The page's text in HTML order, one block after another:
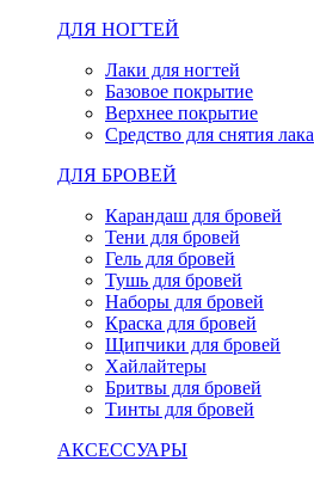
ДЛЯ НОГТЕЙ
Лаки для ногтей
Базовое покрытие
Верхнее покрытие
Средство для снятия лака
ДЛЯ БРОВЕЙ
Карандаш для бровей
Тени для бровей
Гель для бровей
Тушь для бровей
Наборы для бровей
Краска для бровей
Щипчики для бровей
Хайлайтеры
Бритвы для бровей
Тинты для бровей
АКСЕССУАРЫ